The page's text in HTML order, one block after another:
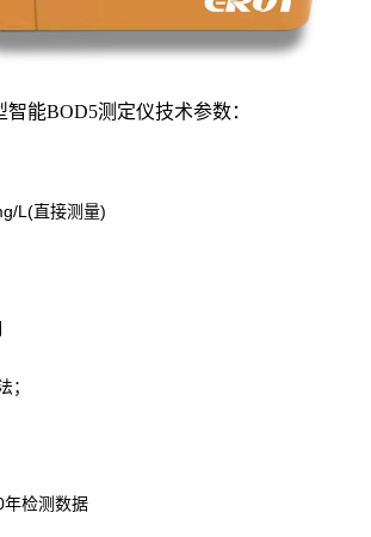
能BOD5测定仪技术参数：
L(直接测量)
；
年检测数据